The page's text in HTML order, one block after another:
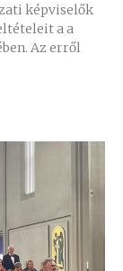
képviselők
a a
erről